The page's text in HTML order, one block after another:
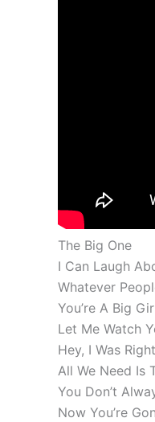
The Big One
I Can Laugh
Whatever
You’re A Big
Let Me Watch
Hey, I Was
All We Need Is
You Don’t
Now You’re